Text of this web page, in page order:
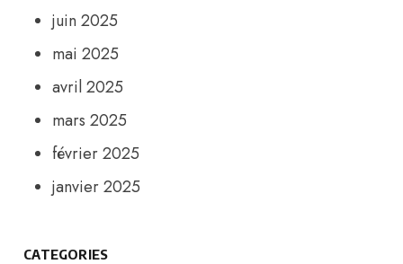
juin 2025
mai 2025
avril 2025
mars 2025
février 2025
janvier 2025
CATEGORIES